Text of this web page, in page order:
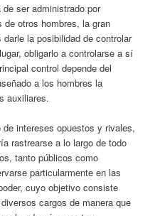
ser administrado por
de otros hombres, la gran
la posibilidad de controlar
obligarlo a controlarse a sí
control depende del
a los hombres la
auxiliares.
intereses opuestos y rivales,
rastrearse a lo largo de todo
tanto públicos como
particularmente en las
cuyo objetivo consiste
cargos de manera que